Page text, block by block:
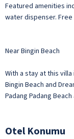
Featured amenities
water dispenser.
Near Bingin Beach
With a stay at this
Bingin Beach and
Padang Padang
Otel Konumu